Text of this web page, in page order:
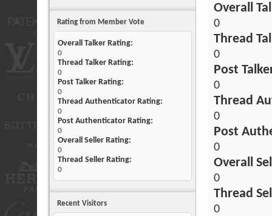
Rating from Member Vote
Overall Talker Rating:
0
Thread Talker Rating:
0
Post Talker Rating:
0
Thread Authenticator Rating:
0
Post Authenticator Rating:
0
Overall Seller Rating:
0
Thread Seller Rating:
0
Recent Visitors
Overall
0
Thread
0
Post
0
Thread
0
Post
0
Overall
0
Thread
0